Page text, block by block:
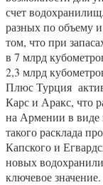
счет
разных по объему
том, что при
в 7 млрд
2,3 млрд
Плюс Турция
Карс и Аракс, что
на Армении в виде
такого расклада
Капского и
новых
ключевое значение.